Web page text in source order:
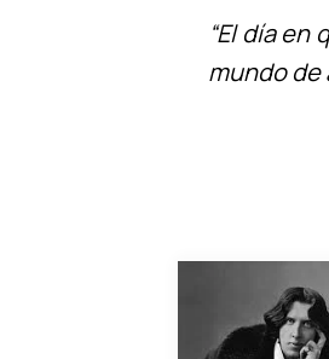
“El día
mundo de